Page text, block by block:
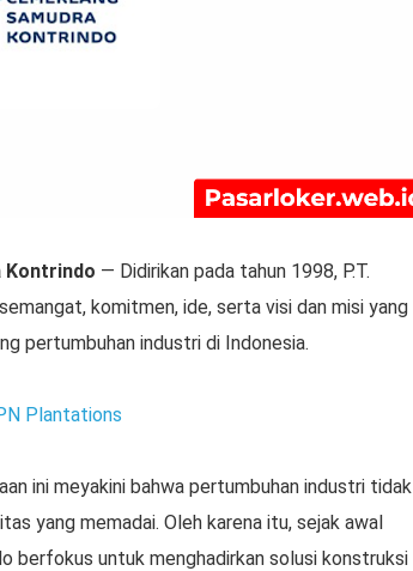
Kontrindo — Didirikan pada tahun 1998, P.T.
komitmen, ide, serta visi dan misi yang
pertumbuhan industri di Indonesia.
Plantations
ini meyakini bahwa pertumbuhan industri tidak
yang memadai. Oleh karena itu, sejak awal
berfokus untuk menghadirkan solusi konstruksi